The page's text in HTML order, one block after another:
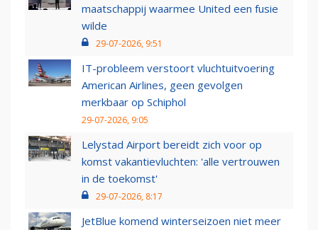
maatschappij waarmee United een fusie
wilde
29-07-2026, 9:51
IT-probleem verstoort vluchtuitvoering
American Airlines, geen gevolgen
merkbaar op Schiphol
29-07-2026, 9:05
Lelystad Airport bereidt zich voor op
komst vakantievluchten: 'alle vertrouwen
in de toekomst'
29-07-2026, 8:17
JetBlue komend winterseizoen niet meer